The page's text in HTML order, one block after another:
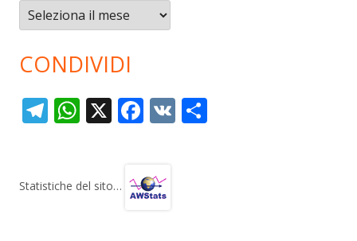
Archivi
CONDIVIDI
T
gr
W
s
X F
b
V
Statistiche del sito…